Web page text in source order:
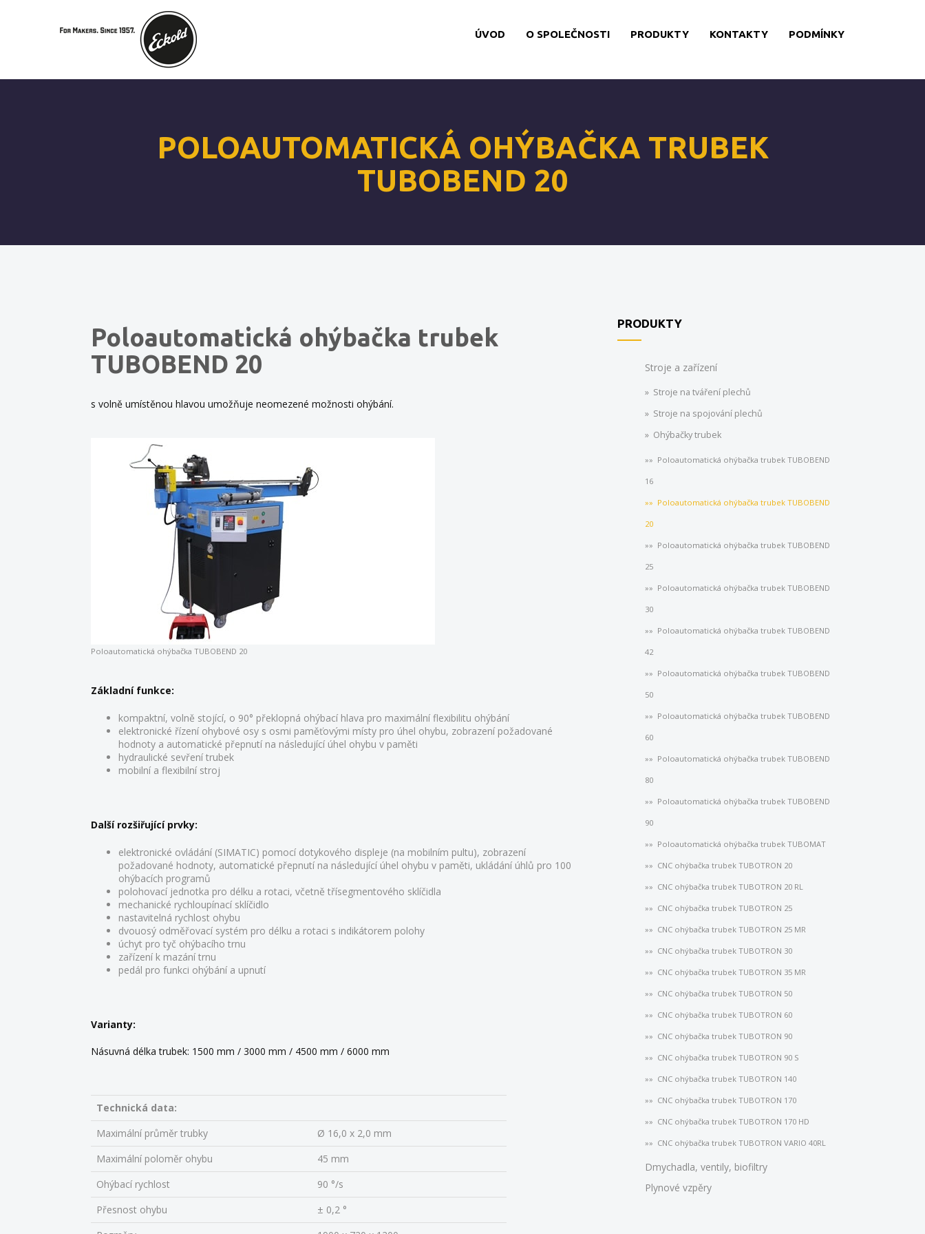
ÚVOD O SPOLEČNOSTI PRODUKTY KONTAKTY PODMÍNKY
POLOAUTOMATICKÁ OHÝBAČKA TRUBEK
TUBOBEND 20
Poloautomatická ohýbačka trubek
TUBOBEND 20
s volně umístěnou hlavou umožňuje neomezené možnosti ohýbání.
Poloautomatická ohýbačka TUBOBEND 20
Základní funkce:
kompaktní, volně stojící, o 90° překlopná ohýbací hlava pro maximální flexibilitu ohýbání
elektronické řízení ohybové osy s osmi paměťovými místy pro úhel ohybu, zobrazení požadované
hodnoty a automatické přepnutí na následující úhel ohybu v paměti
hydraulické sevření trubek
mobilní a flexibilní stroj
Další rozšiřující prvky:
elektronické ovládání (SIMATIC) pomocí dotykového displeje (na mobilním pultu), zobrazení
požadované hodnoty, automatické přepnutí na následující úhel ohybu v paměti, ukládání úhlů pro 100
ohýbacích programů
polohovací jednotka pro délku a rotaci, včetně třísegmentového sklíčidla
mechanické rychloupínací sklíčidlo
nastavitelná rychlost ohybu
dvouosý odměřovací systém pro délku a rotaci s indikátorem polohy
úchyt pro tyč ohýbacího trnu
zařízení k mazání trnu
pedál pro funkci ohýbání a upnutí
Varianty:
Násuvná délka trubek: 1500 mm / 3000 mm / 4500 mm / 6000 mm
Technická data:
Maximální průměr trubky
Ø 16,0 x 2,0 mm
Maximální poloměr ohybu
45 mm
Ohýbací rychlost
90 °/s
Přesnost ohybu
± 0,2 °
PRODUKTY
Stroje a zařízení
Stroje na tváření plechů
Stroje na spojování plechů
Ohýbačky trubek
Poloautomatická ohýbačka trubek TUBOBEND
16
Poloautomatická ohýbačka trubek TUBOBEND
20
Poloautomatická ohýbačka trubek TUBOBEND
25
Poloautomatická ohýbačka trubek TUBOBEND
30
Poloautomatická ohýbačka trubek TUBOBEND
42
Poloautomatická ohýbačka trubek TUBOBEND
50
Poloautomatická ohýbačka trubek TUBOBEND
60
Poloautomatická ohýbačka trubek TUBOBEND
80
Poloautomatická ohýbačka trubek TUBOBEND
90
Poloautomatická ohýbačka trubek TUBOMAT
CNC ohýbačka trubek TUBOTRON 20
CNC ohýbačka trubek TUBOTRON 20 RL
CNC ohýbačka trubek TUBOTRON 25
CNC ohýbačka trubek TUBOTRON 25 MR
CNC ohýbačka trubek TUBOTRON 30
CNC ohýbačka trubek TUBOTRON 35 MR
CNC ohýbačka trubek TUBOTRON 50
CNC ohýbačka trubek TUBOTRON 60
CNC ohýbačka trubek TUBOTRON 90
CNC ohýbačka trubek TUBOTRON 90 S
CNC ohýbačka trubek TUBOTRON 140
CNC ohýbačka trubek TUBOTRON 170
CNC ohýbačka trubek TUBOTRON 170 HD
CNC ohýbačka trubek TUBOTRON VARIO 40RL
Dmychadla, ventily, biofiltry
Plynové vzpěry